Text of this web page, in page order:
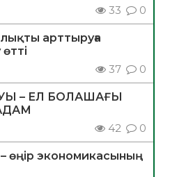
33 0
арттыруға
37 0
– ЕЛ БОЛАШАҒЫ
42 0
өңір экономикасының